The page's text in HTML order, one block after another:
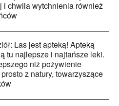
i chwila wytchnienia również
Las jest apteką! Apteką
tu najlepsze i najtańsze leki.
niż pożywienie
z natury, towarzyszące